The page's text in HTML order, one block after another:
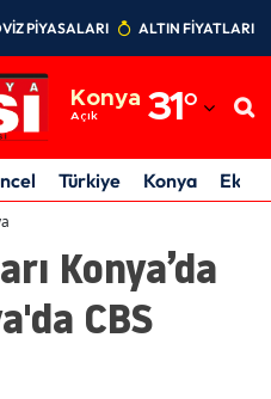
PİYASALARI ALTIN FİYATLARI
Konya
Açık 31°
Adıyaman
Afyonkarahisar
Amasya
Ankara
Türkiye Konya
Konya’da
CBS